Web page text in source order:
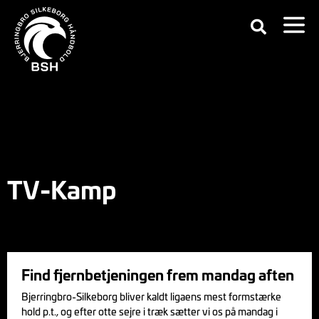
TV-Kamp
Find fjernbetjeningen frem mandag aften
Bjerringbro-Silkeborg bliver kaldt ligaens mest formstærke
hold p.t., og efter otte sejre i træk sætter vi os på mandag i